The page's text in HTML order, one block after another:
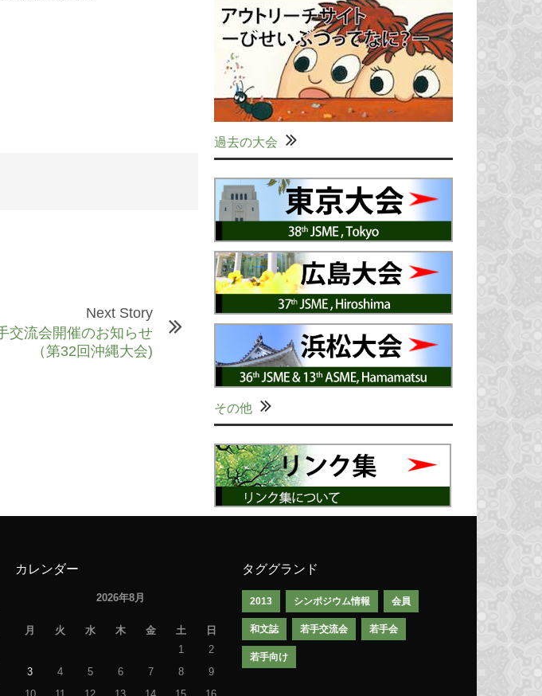
Next Story
交流会開催のお知らせ
（第32回沖縄大会)
過去の大会
その他
カレンダー
2026年8月
月 火 水 木 金 土
日
1
2
3
4 5 6 7 8
9
タググランド
2013 シンポジウム情報 会員
和文誌 若手交流会 若手会
若手向け